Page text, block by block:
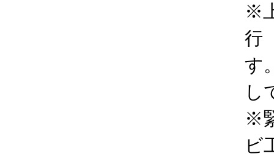
※
行
す
し
※
ビ